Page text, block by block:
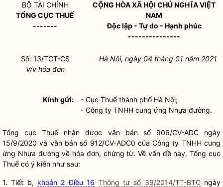
BỘ TÀI CHÍNH
TỔNG CỤC THUẾ
-------
CỘNG HÒA XÃ HỘI CHỦ NGHĨA VIỆT
NAM
Độc lập - Tự do - Hạnh phúc
---------------
Số: 13/TCT-CS
V/v hóa đơn
Hà Nội, ngày 04 tháng 01 năm 2021
Kính gửi:
- Cục Thuế thành phố Hà Nội;
- Công ty TNHH cung ứng Nhựa đường.
Tổng cục Thuế nhận được văn bản số 906/CV-ADC ngày
15/9/2020 và văn bản số 912/CV-ADC0 của Công ty TNHH cung
ứng Nhựa đường về hóa đơn, chứng từ. Về vấn đề này, Tổng cục
Thuế có ý kiến như sau:
1. Tiết b, khoản 2 Điều 16 Thông tư số 39/2014/TT-BTCngày